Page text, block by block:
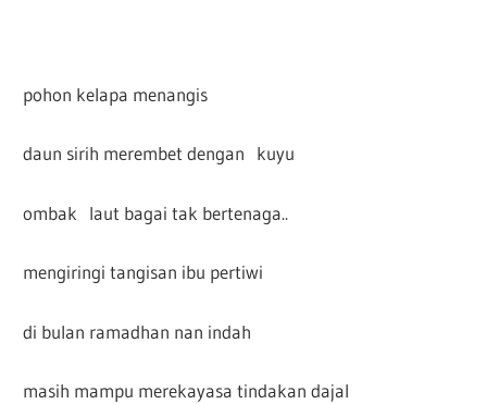
pohon kelapa menangis
daun sirih merembet dengan kuyu
ombak laut bagai tak bertenaga..
mengiringi tangisan ibu pertiwi
di bulan ramadhan nan indah
masih mampu merekayasa tindakan dajal